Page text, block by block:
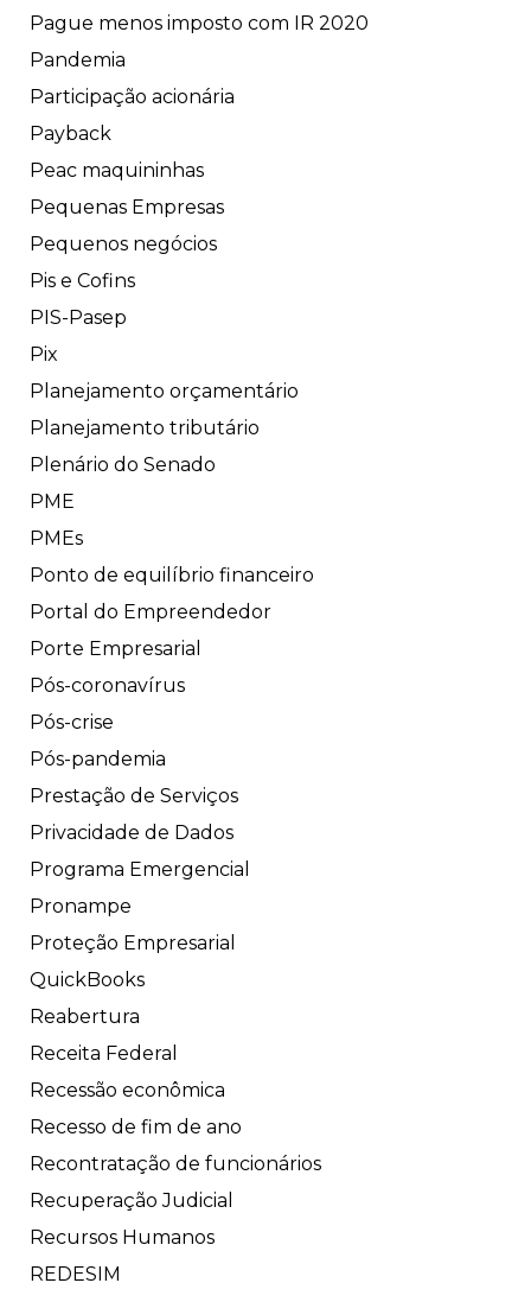
Pague menos imposto com IR 2020
Pandemia
Participação acionária
Payback
Peac maquininhas
Pequenas Empresas
Pequenos negócios
Pis e Cofins
PIS-Pasep
Pix
Planejamento orçamentário
Planejamento tributário
Plenário do Senado
PME
PMEs
Ponto de equilíbrio financeiro
Portal do Empreendedor
Porte Empresarial
Pós-coronavírus
Pós-crise
Pós-pandemia
Prestação de Serviços
Privacidade de Dados
Programa Emergencial
Pronampe
Proteção Empresarial
QuickBooks
Reabertura
Receita Federal
Recessão econômica
Recesso de fim de ano
Recontratação de funcionários
Recuperação Judicial
Recursos Humanos
REDESIM